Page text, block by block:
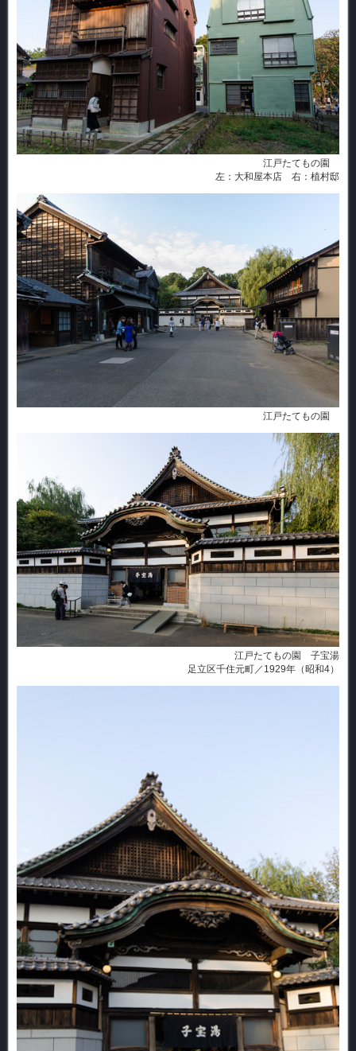
江戸たてもの園
左：大和屋本店 右：植村邸
江戸たてもの園
江戸たてもの園 子宝湯
足立区千住元町／1929年（昭和4）